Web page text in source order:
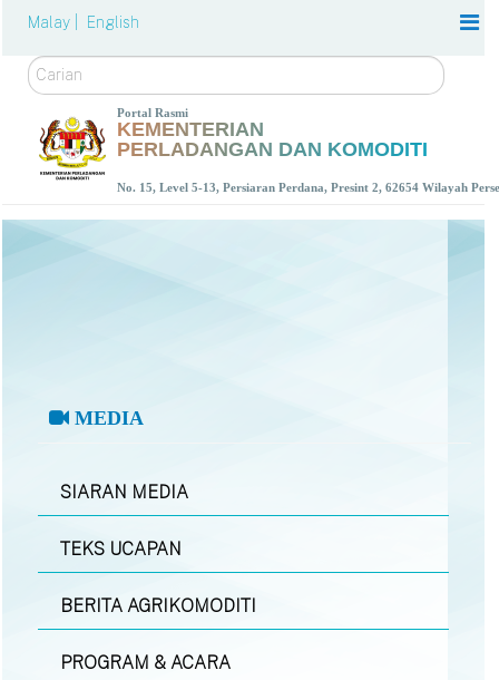
Malay | English
Carian
Portal Rasmi
KEMENTERIAN
PERLADANGAN DAN KOMODITI
No. 15, Level 5-13, Persiaran Perdana, Presint 2, 62654 Wilayah
MEDIA
SIARAN MEDIA
TEKS UCAPAN
BERITA AGRIKOMODITI
PROGRAM & ACARA